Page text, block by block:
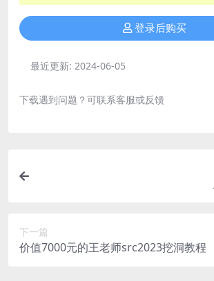
登录后购买
最近更新: 2024-06-05
下载遇到问题？可联系客服或反馈
下一篇
价值7000元的王老师src2023挖洞教程